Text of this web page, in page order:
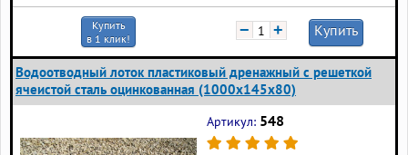
Купить
в 1 клик!
− + Купить
Водоотводный лоток пластиковый дренажный с решеткой
ячеистой сталь оцинкованная (1000x145x80)
Артикул: 548